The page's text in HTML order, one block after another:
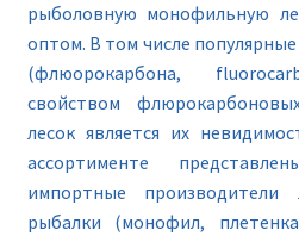
рыболовную монофильную
оптом. В том числе
(флюорокарбона,
свойством
лесок является их
ассортименте
импортные
рыбалки (монофил,